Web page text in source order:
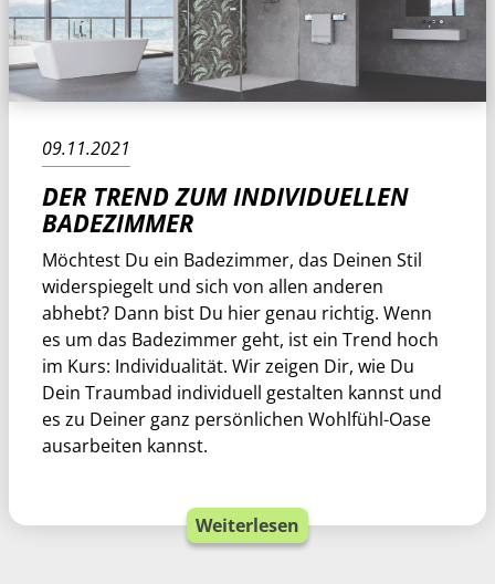
09.11.2021
DER TREND ZUM INDIVIDUELLEN
BADEZIMMER
Möchtest Du ein Badezimmer, das Deinen Stil
widerspiegelt und sich von allen anderen
abhebt? Dann bist Du hier genau richtig. Wenn
es um das Badezimmer geht, ist ein Trend hoch
im Kurs: Individualität. Wir zeigen Dir, wie Du
Dein Traumbad individuell gestalten kannst und
es zu Deiner ganz persönlichen Wohlfühl-Oase
ausarbeiten kannst.
Weiterlesen